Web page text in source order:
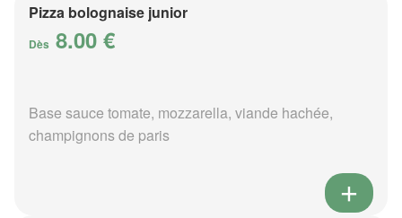
Pizza bolognaise junior
Dès 8.00 €
Base sauce tomate, mozzarella, viande hachée,
champignons de paris